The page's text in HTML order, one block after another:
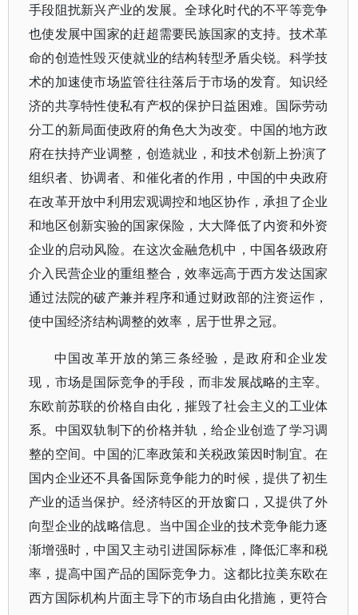
手段阻扰新兴产业的发展。全球化时代的不平等竞争
也使发展中国家的赶超需要民族国家的支持。技术革
命的创造性毁灭使就业的结构转型矛盾尖锐。科学技
术的加速使市场监管往往落后于市场的发育。知识经
济的共享特性使私有产权的保护日益困难。国际劳动
分工的新局面使政府的角色大为改变。中国的地方政
府在扶持产业调整，创造就业，和技术创新上扮演了
组织者、协调者、和催化者的作用，中国的中央政府
在改革开放中利用宏观调控和地区协作，承担了企业
和地区创新实验的国家保险，大大降低了内资和外资
企业的启动风险。在这次金融危机中，中国各级政府
介入民营企业的重组整合，效率远高于西方发达国家
通过法院的破产兼并程序和通过财政部的注资运作，
使中国经济结构调整的效率，居于世界之冠。
中国改革开放的第三条经验，是政府和企业发
现，市场是国际竞争的手段，而非发展战略的主宰。
东欧前苏联的价格自由化，摧毁了社会主义的工业体
系。中国双轨制下的价格并轨，给企业创造了学习调
整的空间。中国的汇率政策和关税政策因时制宜。在
国内企业还不具备国际竟争能力的时候，提供了初生
产业的适当保护。经济特区的开放窗口，又提供了外
向型企业的战略信息。当中国企业的技术竞争能力逐
渐增强时，中国又主动引进国际标准，降低汇率和税
率，提高中国产品的国际竞争力。这都比拉美东欧在
西方国际机构片面主导下的市场自由化措施，更符合